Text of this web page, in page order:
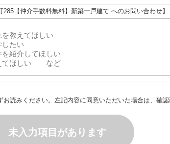
285【仲介手数料無料】新築一戸建て へのお問い合わせ】
お読みください。左記内容に同意いただいた場合は、確認
未入力項目があります